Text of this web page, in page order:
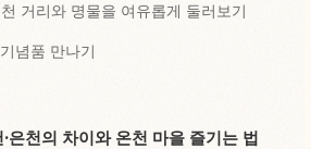
거리와 명물을 여유롭게 둘러보기
념품 만나기
은천의 차이와 온천 마을 즐기는 법